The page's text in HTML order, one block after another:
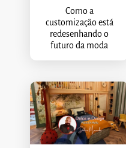
Como a
customização está
redesenhando o
futuro da moda